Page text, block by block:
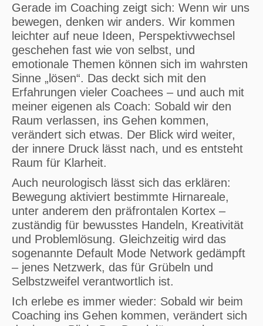
Gerade im Coaching zeigt sich: Wenn wir uns
bewegen, denken wir anders. Wir kommen
leichter auf neue Ideen, Perspektivwechsel
geschehen fast wie von selbst, und
emotionale Themen können sich im wahrsten
Sinne „lösen“. Das deckt sich mit den
Erfahrungen vieler Coachees – und auch mit
meiner eigenen als Coach: Sobald wir den
Raum verlassen, ins Gehen kommen,
verändert sich etwas. Der Blick wird weiter,
der innere Druck lässt nach, und es entsteht
Raum für Klarheit.
Auch neurologisch lässt sich das erklären:
Bewegung aktiviert bestimmte Hirnareale,
unter anderem den präfrontalen Kortex –
zuständig für bewusstes Handeln, Kreativität
und Problemlösung. Gleichzeitig wird das
sogenannte Default Mode Network gedämpft
– jenes Netzwerk, das für Grübeln und
Selbstzweifel verantwortlich ist.
Ich erlebe es immer wieder: Sobald wir beim
Coaching ins Gehen kommen, verändert sich